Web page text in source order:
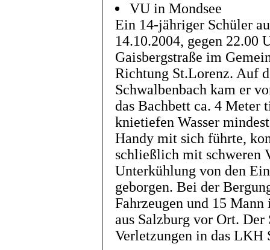
VU in Mondsee
Ein 14-jähriger Schüler
14.10.2004, gegen 22.00
Gaisbergstraße im
Richtung St.Lorenz. Auf
Schwalbenbach kam er
das Bachbett ca. 4
knietiefen Wasser
Handy mit sich führte,
schließlich mit schweren
Unterkühlung von den
geborgen. Bei der
Fahrzeugen und 15
aus Salzburg vor Ort.
Verletzungen in das LKH